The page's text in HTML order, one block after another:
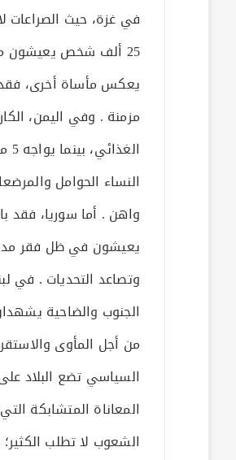
في غزة، حيث الصراعات
النساء الحوامل
واهن . أما سوريا، فقد
يعيشون في ظل فقر
وتصاعد التحديات . في
الجنوب والضاحية
من أجل المأوى
السياسي تضع البلاد
المعاناة المتشابكة
الشعوب لا تطلب